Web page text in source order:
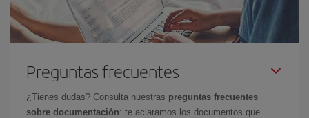
Preguntas frecuentes
¿Tienes dudas? Consulta nuestras preguntas frecuentes
sobre documentación: te aclaramos los documentos que